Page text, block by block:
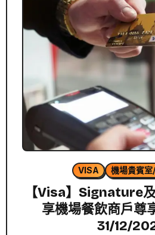
VISA 機場貴賓
【Visa】Signature
享機場餐飲商戶尊
31/12/